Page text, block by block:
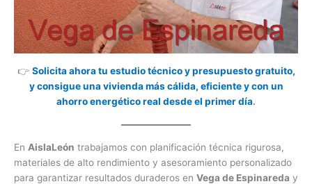
👉 Solicita ahora tu estudio técnico y presupuesto gratuito,
y consigue una vivienda más cálida, eficiente y con un
ahorro energético real desde el primer día.
En AislaLeón trabajamos con planificación técnica rigurosa,
materiales de alto rendimiento y asesoramiento personalizado
para garantizar resultados duraderos en Vega de Espinareda y